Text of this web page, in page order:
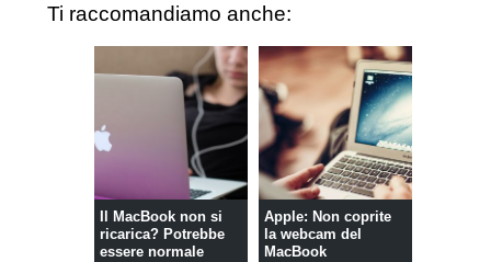
Ti raccomandiamo anche:
Il MacBook non si
ricarica? Potrebbe
essere normale
Apple: Non coprite
la webcam del
MacBook